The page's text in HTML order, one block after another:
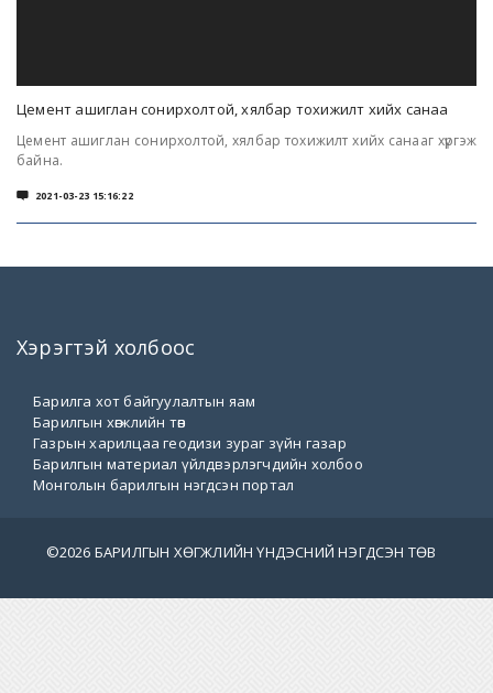
Цемент ашиглан сонирхолтой, хялбар тохижилт хийх санаа
Цемент ашиглан сонирхолтой, хялбар тохижилт хийх санааг хүргэж
байна.
 2021-03-23 15:16:22
Хэрэгтэй холбоос
Барилга хот байгуулалтын яам
Барилгын хөгжлийн төв
Газрын харилцаа геодизи зураг зүйн газар
Барилгын материал үйлдвэрлэгчдийн холбоо
Монголын барилгын нэгдсэн портал
©2026 БАРИЛГЫН ХӨГЖЛИЙН ҮНДЭСНИЙ НЭГДСЭН ТӨВ